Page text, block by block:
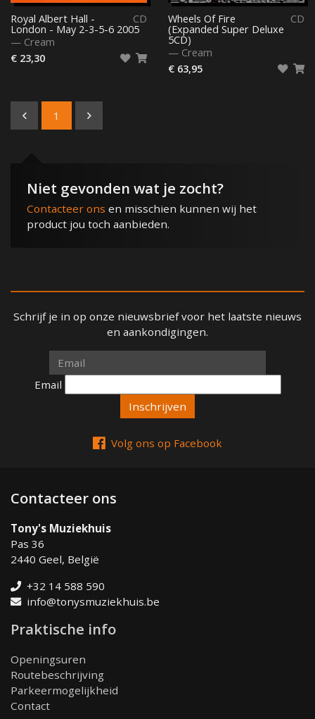
CD
Royal Albert Hall -
London - May 2-3-5-6 2005
— Cream
€ 23,30
CD
Wheels Of Fire
(Expanded Super Deluxe
5CD)
— Cream
€ 63,95
1
Niet gevonden wat je zocht?
Contacteer ons en misschien kunnen wij het
product jou toch aanbieden.
Schrijf je in op onze nieuwsbrief voor het laatste nieuws
en aankondigingen.
Email
Email
Volg ons op Facebook
Contacteer ons
Tony's Muziekhuis
Pas 36
2440 Geel, België
+32 14 588 590
info@tonysmuziekhuis.be
Praktische info
Openingsuren
Routebeschrijving
Parkeermogelijkheid
Contact